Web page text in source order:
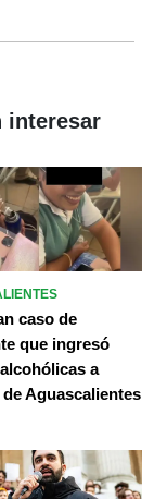
interesar
caso de
que ingresó
a
Aguascalientes